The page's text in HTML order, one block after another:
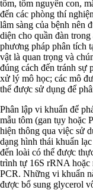
tôm, tôm nguyên con,
đến các phòng thí
lâm sàng của bệnh nên
diện cho quần đàn
phương pháp phân tích
vật là quan trọng và
đúng cách đến tránh
xử lý mô học; các mô
thể được sử dụng để
Phân lập vi khuẩn để
mẫu tôm (gan tụy hoặc
hiện thông qua việc sử
dạng hình thái khuẩn
đến loài có thể được
trình tự 16S rRNA hoặc
PCR. Những vi khuẩn
được bổ sung glycerol